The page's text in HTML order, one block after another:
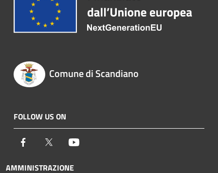
Comune di Scandiano
FOLLOW US ON
Facebook Twitter
AMMINISTRAZIONE